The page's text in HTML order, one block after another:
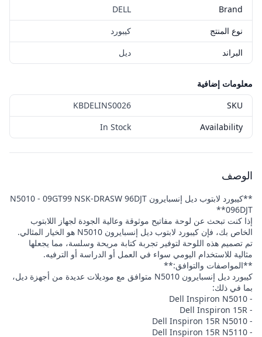
Brand
DELL
نوع المنتج
كيبورد
البراند
ديل
معلومات إضافية
SKU
KBDELINS0026
Availability
In Stock
الوصف
**كيبورد لابتوب ديل إنسبايرون N5010 - 09GT99 NSK-DRASW 96DJT
096DJT**
إذا كنت تبحث عن لوحة مفاتيح موثوقة وعالية الجودة لجهاز اللابتوب
الخاص بك، فإن كيبورد لابتوب ديل إنسبايرون N5010 هو الخيار المثالي.
تم تصميم هذه اللوحة لتوفير تجربة كتابة مريحة وسلسة، مما يجعلها
مثالية للاستخدام اليومي سواء في العمل أو الدراسة أو الترفيه.
**المواصفات والتوافق:**
كيبورد ديل إنسبايرون N5010 متوافق مع موديلات عديدة من أجهزة ديل،
بما في ذلك:
- Dell Inspiron N5010
- Dell Inspiron 15R
- Dell Inspiron 15R N5010
- Dell Inspiron 15R N5110